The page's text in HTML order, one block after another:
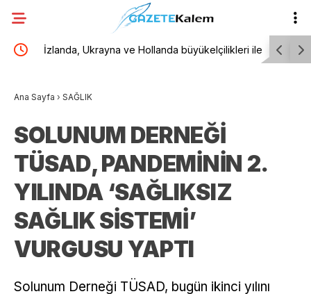
İzlanda, Ukrayna ve Hollanda büyükelçilikleri ile Öğrenci
Ana Sayfa › SAĞLIK
SOLUNUM DERNEĞİ
TÜSAD, PANDEMİNİN 2.
YILINDA ‘SAĞLIKSIZ
SAĞLIK SİSTEMİ’
VURGUSU YAPTI
Solunum Derneği TÜSAD, bugün ikinci yılını